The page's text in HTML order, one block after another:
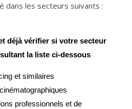
dans les secteurs suivants :
déjà vérifier si votre secteur
la liste ci-dessous
et similaires
professionnels et de